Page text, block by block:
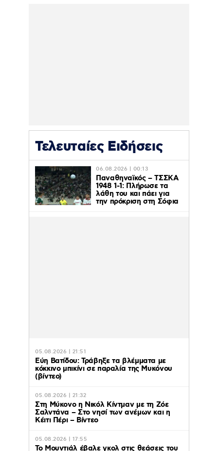
Τελευταίες Ειδήσεις
06.08.2026 | 00:13
Παναθηναϊκός – ΤΣΣΚΑ
1948 1-1: Πλήρωσε τα
λάθη του και πάει για
την πρόκριση στη Σόφια
05.08.2026 | 21:51
Εύη Βατίδου: Τράβηξε τα βλέμματα με
κόκκινο μπικίνι σε παραλία της Μυκόνου
(βίντεο)
05.08.2026 | 21:32
Στη Μύκονο η Νικόλ Κίντμαν με τη Ζόε
Σαλντάνα – Στο νησί των ανέμων και η
Κέιτι Πέρι – Βίντεο
05.08.2026 | 17:55
Το Μουντιάλ έβαλε γκολ στις θεάσεις του